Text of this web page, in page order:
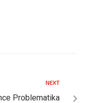
NEXT
Problematika